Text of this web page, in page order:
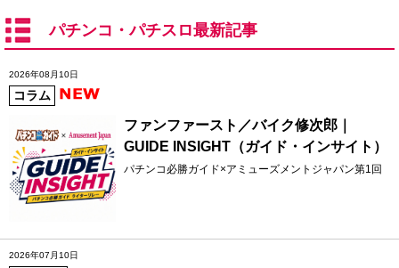
パチンコ・パチスロ最新記事
2026年08月10日
コラム
ファンファースト／バイク修次郎｜
GUIDE INSIGHT（ガイド・インサイト）
パチンコ必勝ガイド×アミューズメントジャパン第1回
2026年07月10日